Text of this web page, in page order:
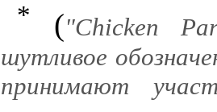
* ("Chicken
шутливое
принимают